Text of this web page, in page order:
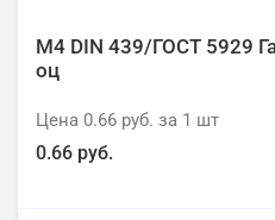
М4 DIN 439/ГОСТ 5929
оц
Цена 0.66 руб. за 1 шт
0.66 руб.